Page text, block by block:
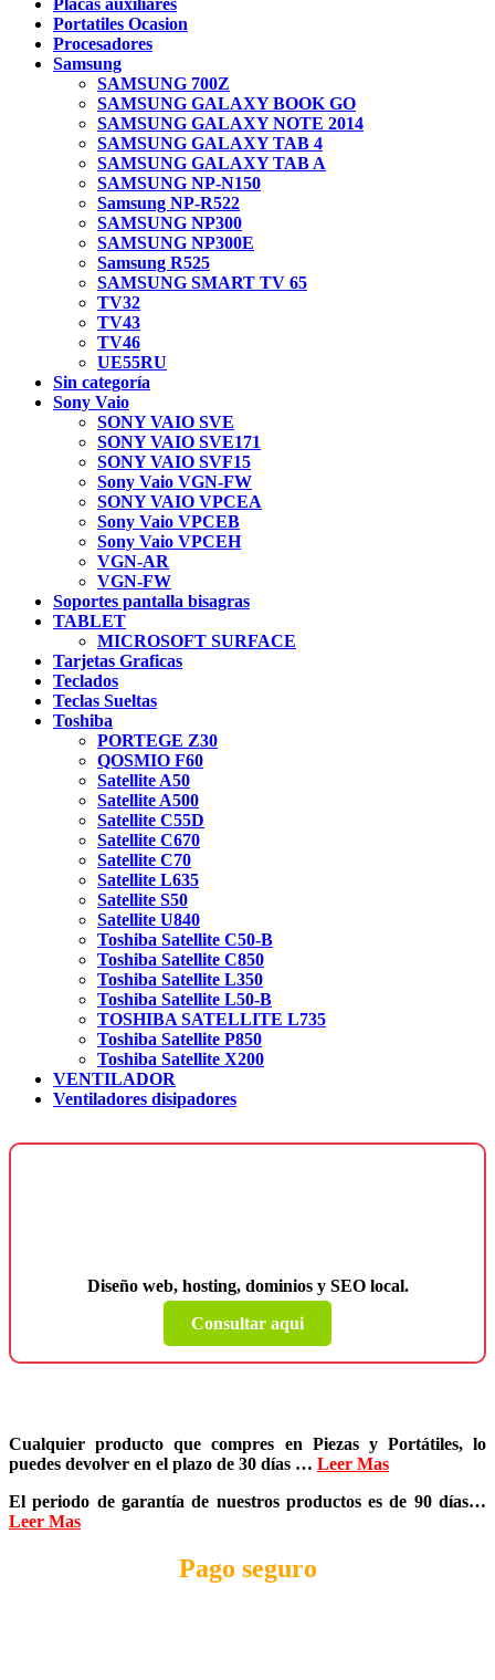
Placas auxiliares
Portatiles Ocasion
Procesadores
Samsung
SAMSUNG 700Z
SAMSUNG GALAXY BOOK GO
SAMSUNG GALAXY NOTE 2014
SAMSUNG GALAXY TAB 4
SAMSUNG GALAXY TAB A
SAMSUNG NP-N150
Samsung NP-R522
SAMSUNG NP300
SAMSUNG NP300E
Samsung R525
SAMSUNG SMART TV 65
TV32
TV43
TV46
UE55RU
Sin categoría
Sony Vaio
SONY VAIO SVE
SONY VAIO SVE171
SONY VAIO SVF15
Sony Vaio VGN-FW
SONY VAIO VPCEA
Sony Vaio VPCEB
Sony Vaio VPCEH
VGN-AR
VGN-FW
Soportes pantalla bisagras
TABLET
MICROSOFT SURFACE
Tarjetas Graficas
Teclados
Teclas Sueltas
Toshiba
PORTEGE Z30
QOSMIO F60
Satellite A50
Satellite A500
Satellite C55D
Satellite C670
Satellite C70
Satellite L635
Satellite S50
Satellite U840
Toshiba Satellite C50-B
Toshiba Satellite C850
Toshiba Satellite L350
Toshiba Satellite L50-B
TOSHIBA SATELLITE L735
Toshiba Satellite P850
Toshiba Satellite X200
VENTILADOR
Ventiladores disipadores
Diseño web, hosting, dominios y SEO local.
Consultar aqui
Cualquier producto que compres en Piezas y Portátiles, lo
puedes devolver en el plazo de 30 días … Leer Mas
El periodo de garantía de nuestros productos es de 90 días…
Leer Mas
Pago seguro